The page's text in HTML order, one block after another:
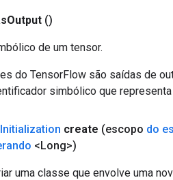
Output ()
de um tensor.
do TensorFlow são saídas de
simbólico que
Initialization create (escopo do
<Long>)
uma classe que envolve uma